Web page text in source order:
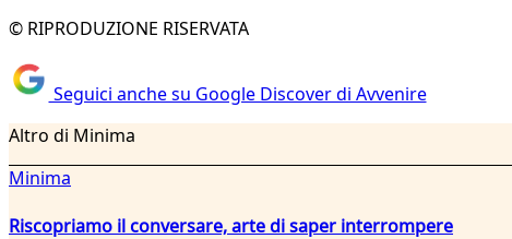
© RIPRODUZIONE RISERVATA
Seguici anche su Google Discover di Avvenire
Altro di Minima
Minima
Riscopriamo il conversare, arte di saper interrompere